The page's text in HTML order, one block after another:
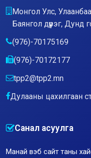
Монгол Улс,
Баянгол дүүрэг, Дунд
(976)-70175169
(976)-70172177
tpp2@tpp2.mn
Дулааны цахилгаан
Санал асуулга
Манай вэб сайт таны